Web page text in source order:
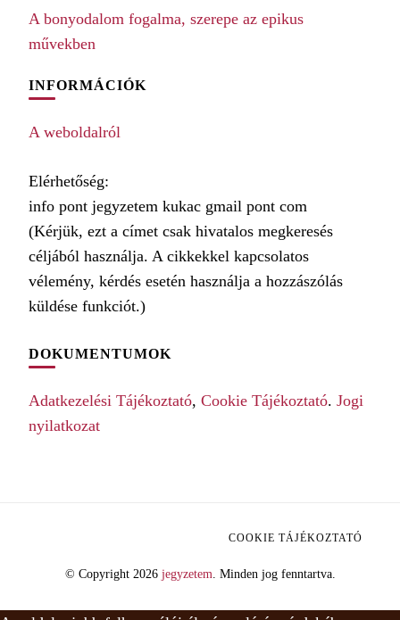
A bonyodalom fogalma, szerepe az epikus
művekben
INFORMÁCIÓK
A weboldalról
Elérhetőség:
info pont jegyzetem kukac gmail pont com
(Kérjük, ezt a címet csak hivatalos megkeresés
céljából használja. A cikkekkel kapcsolatos
vélemény, kérdés esetén használja a hozzászólás
küldése funkciót.)
DOKUMENTUMOK
Adatkezelési Tájékoztató, Cookie Tájékoztató. Jogi
nyilatkozat
© Copyright 2026 jegyzetem. Minden jog fenntartva.
COOKIE TÁJÉKOZTATÓ